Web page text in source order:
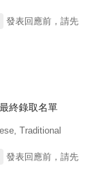
關於110學年度 統資系
發表回應前，請先
終錄取名單
Traditional
關於110學年度 系烤最
發表回應前，請先